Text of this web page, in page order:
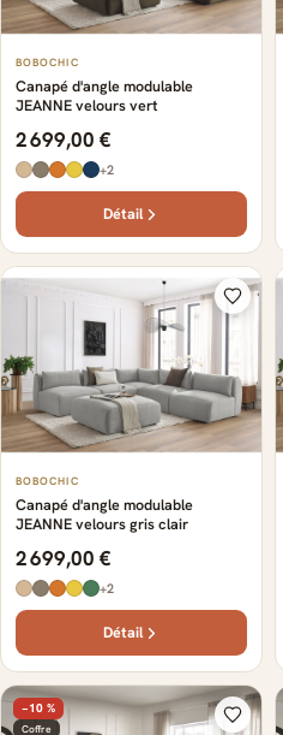
BOBOCHIC
Canapé d'angle modulable
JEANNE velours vert
2 699,00 €
+2
Détail
BOBOCHIC
Canapé d'angle modulable
JEANNE velours gris clair
2 699,00 €
+2
Détail
−10 %
Coffre